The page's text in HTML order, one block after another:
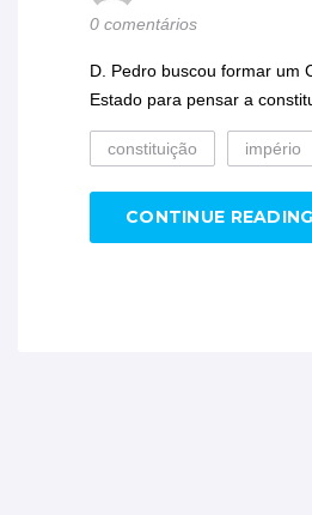
0 comentários
D. Pedro buscou formar um
Estado para pensar a
constituição império
CONTINUE READING